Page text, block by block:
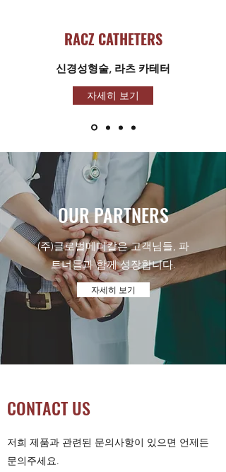
RACZ CATHETERS
​신경성형술, 라츠 카테터
자세히 보기
OUR PARTNERS
(주)글로벌메디칼은 고객님들, 파
트너들과 함께 성장합니다.
자세히 보기
CONTACT US
저희 제품과 관련된 문의사항이 있으면 언제든
문의주세요.